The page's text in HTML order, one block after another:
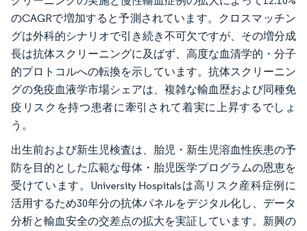
のCAGRで増加すると予測されています。クロスマッチン
グは外科的シナリオで引き続き不可欠ですが、その増分成
長は抗体スクリーニングに及ばず、高度な血清学的・分子
的プロトコルへの転換を示しています。抗体スクリーニン
グの免疫血液学市場シェアは、複雑な輸血歴および同種免
疫リスクを持つ患者に牽引されて着実に上昇するでしょ
う。
出生前および新生児検査は、胎児・新生児溶血性疾患の予
防を目的とした広範な母体・胎児医学プログラムの恩恵を
受けています。University Hospitalsは高リスク産科症例に
活用するため30年分の抗体パネルをデジタル化し、データ
分析と輸血安全の交差点の拡大を実証しています。新興の